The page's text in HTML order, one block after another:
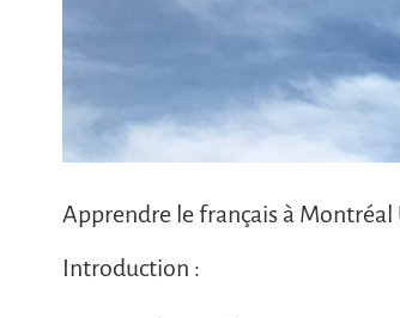
Apprendre le français à
Introduction :